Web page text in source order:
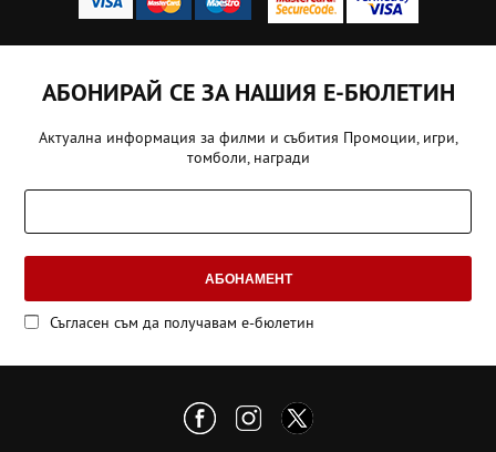
АБОНИРАЙ СЕ ЗА НАШИЯ Е-БЮЛЕТИН
Актуална информация за филми и събития Промоции, игри,
томболи, награди
АБОНАМЕНТ
Съгласен съм да получавам е-бюлетин